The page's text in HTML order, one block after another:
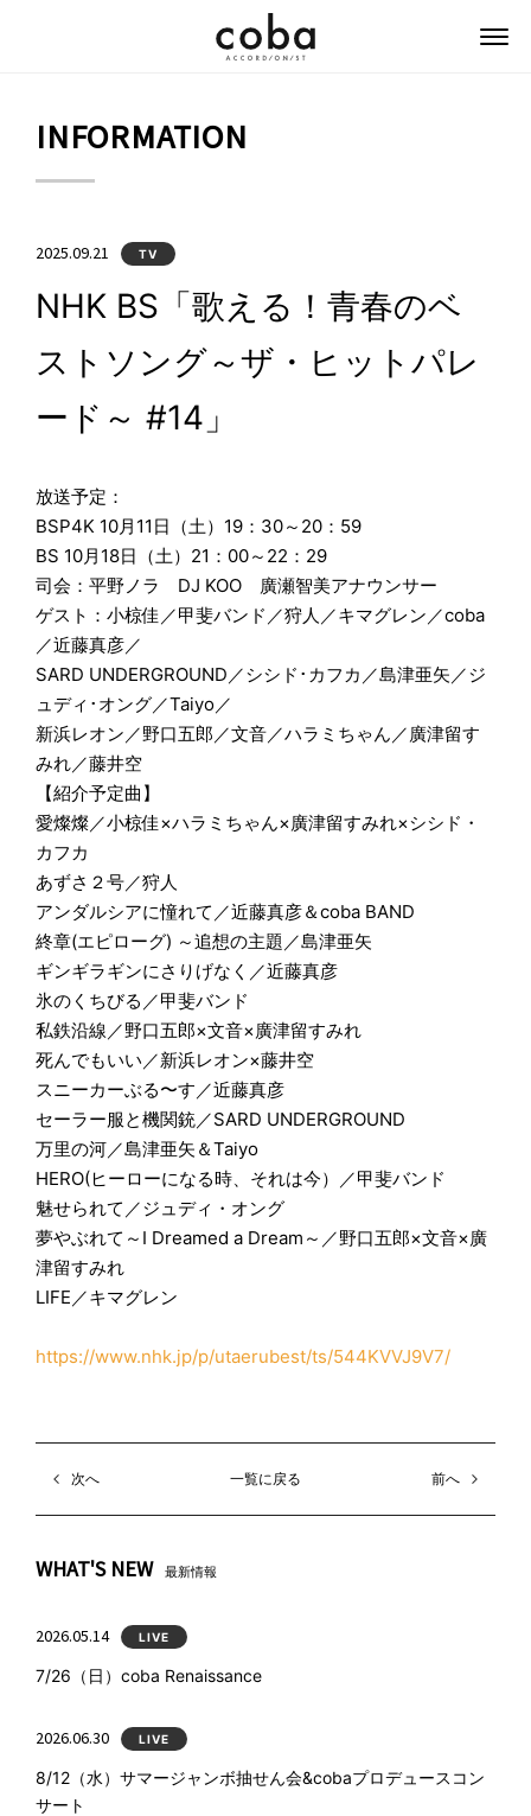
INFORMATION
2025.09.21 TV
NHK BS「歌える！青春のベ
ストソング～ザ・ヒットパレ
ード～ #14」
放送予定：
BSP4K 10月11日（土）19：30～20：59
BS 10月18日（土）21：00～22：29
司会：平野ノラ DJ KOO 廣瀬智美アナウンサー
ゲスト：小椋佳／甲斐バンド／狩人／キマグレン／coba
／近藤真彦／
SARD UNDERGROUND／シシド･カフカ／島津亜矢／ジ
ュディ･オング／Taiyo／
新浜レオン／野口五郎／文音／ハラミちゃん／廣津留す
みれ／藤井空
【紹介予定曲】
愛燦燦／小椋佳×ハラミちゃん×廣津留すみれ×シシド・
カフカ
あずさ２号／狩人
アンダルシアに憧れて／近藤真彦＆coba BAND
終章(エピローグ) ～追想の主題／島津亜矢
ギンギラギンにさりげなく／近藤真彦
氷のくちびる／甲斐バンド
私鉄沿線／野口五郎×文音×廣津留すみれ
死んでもいい／新浜レオン×藤井空
スニーカーぶる〜す／近藤真彦
セーラー服と機関銃／SARD UNDERGROUND
万里の河／島津亜矢＆Taiyo
HERO(ヒーローになる時、それは今）／甲斐バンド
魅せられて／ジュディ・オング
夢やぶれて～I Dreamed a Dream～／野口五郎×文音×廣
津留すみれ
LIFE／キマグレン
https://www.nhk.jp/p/utaerubest/ts/544KVVJ9V7/
次へ 一覧に戻る 前へ
WHAT'S NEW 最新情報
2026.05.14 LIVE
7/26（日）coba Renaissance
2026.06.30 LIVE
8/12（水）サマージャンボ抽せん会&cobaプロデュースコン
サート